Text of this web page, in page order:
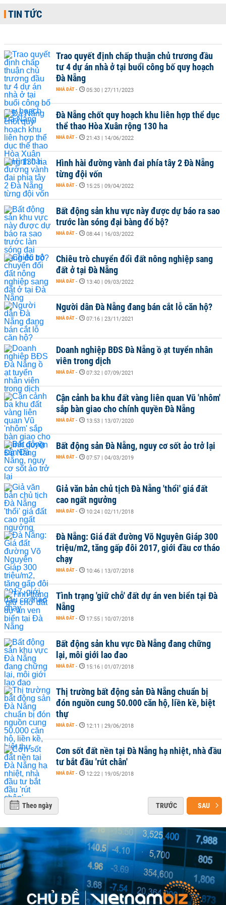
TIN TỨC
Trao quyết định chấp thuận chủ trương đầu
tư 4 dự án nhà ở tại buổi công bố quy hoạch
Đà Nẵng
NHÀ ĐẤT - 05:30 | 27/11/2023
Đà Nẵng chốt quy hoạch khu liên hợp thể dục
thể thao Hòa Xuân rộng 130 ha
NHÀ ĐẤT - 21:43 | 14/06/2022
Hình hài đường vành đai phía tây 2 Đà Nẵng
từng đội vốn
NHÀ ĐẤT - 15:25 | 09/04/2022
Bất động sản khu vực này được dự báo ra sao
trước làn sóng đại bàng đổ bộ?
NHÀ ĐẤT - 08:44 | 16/03/2022
Chiêu trò chuyển đổi đất nông nghiệp sang
đất ở tại Đà Nẵng
NHÀ ĐẤT - 13:40 | 09/03/2022
Người dân Đà Nẵng đang bán cắt lỗ căn hộ?
NHÀ ĐẤT - 07:16 | 23/11/2021
Doanh nghiệp BĐS Đà Nẵng ồ ạt tuyển nhân
viên trong dịch
NHÀ ĐẤT - 07:32 | 07/09/2021
Cận cảnh ba khu đất vàng liên quan Vũ 'nhôm'
sắp bàn giao cho chính quyền Đà Nẵng
NHÀ ĐẤT - 13:53 | 13/07/2020
Bất động sản Đà Nẵng, nguy cơ sốt ảo trở lại
NHÀ ĐẤT - 07:57 | 04/03/2019
Giả văn bản chủ tịch Đà Nẵng 'thổi' giá đất
cao ngất ngưởng
NHÀ ĐẤT - 10:24 | 02/11/2018
Đà Nẵng: Giá đất đường Võ Nguyên Giáp 300
triệu/m2, tăng gấp đôi 2017, giới đầu cơ tháo
chạy
NHÀ ĐẤT - 10:46 | 13/07/2018
Tình trạng 'giữ chỗ' đất dự án ven biển tại Đà
Nẵng
NHÀ ĐẤT - 17:55 | 10/07/2018
Bất động sản khu vực Đà Nẵng đang chững
lại, môi giới lao đao
NHÀ ĐẤT - 15:16 | 01/07/2018
Thị trường bất động sản Đà Nẵng chuẩn bị
đón nguồn cung 50.000 căn hộ, liền kề, biệt
thự
NHÀ ĐẤT - 12:11 | 29/06/2018
Cơn sốt đất nền tại Đà Nẵng hạ nhiệt, nhà đầu
tư bắt đầu 'rút chân'
NHÀ ĐẤT - 12:22 | 19/05/2018
Theo ngày TRƯỚC SAU